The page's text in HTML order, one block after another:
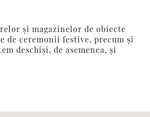
şi magazinelor de obiecte
ceremonii festive, precum şi
deschişi, de asemenea, şi